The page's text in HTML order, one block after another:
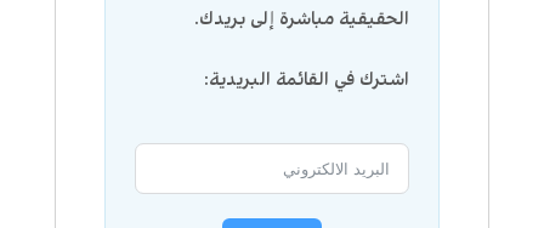
الحقيقية مباشرة إلى بريدك.
اشترك في القائمة البريدية: